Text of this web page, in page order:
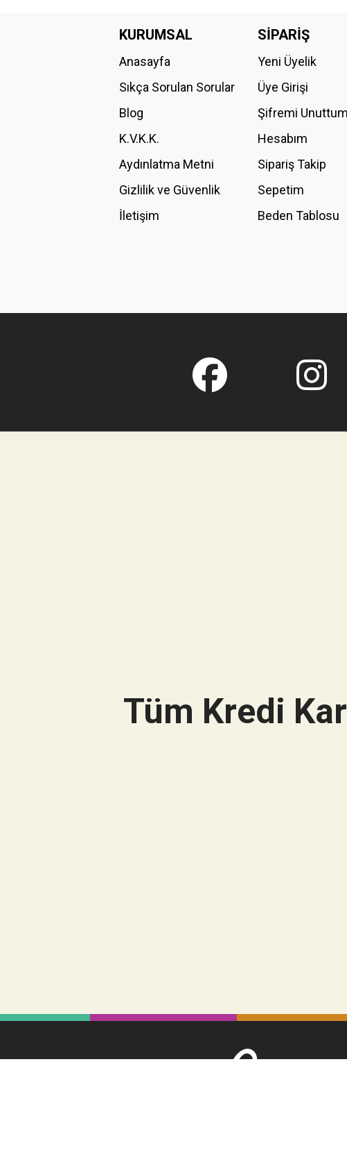
Ürün resmi kalitesiz, bozuk veya görüntülenemiyor.
Ürün fiyatı diğer sitelerden daha pahalı.
Bu ürüne benzer farklı alternatifler olmalı.
KURUMSAL
Anasayfa
Sıkça Sorulan Sorular
Blog
K.V.K.K.
Aydınlatma Metni
Gizlilik ve Güvenlik
İletişim
SİPARİŞ
Yeni Üyelik
Üye Girişi
Şifremi Unuttum
Hesabım
Sipariş Takip
Sepetim
Beden Tablosu
Tüm Kredi